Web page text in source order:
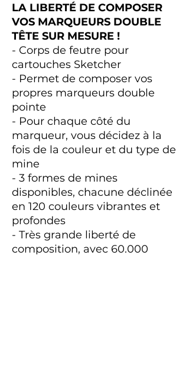
LA LIBERTÉ DE COMPOSER
VOS MARQUEURS DOUBLE
TÊTE SUR MESURE !
- Corps de feutre pour
cartouches Sketcher
- Permet de composer vos
propres marqueurs double
pointe
- Pour chaque côté du
marqueur, vous décidez à la
fois de la couleur et du type de
mine
- 3 formes de mines
disponibles, chacune déclinée
en 120 couleurs vibrantes et
profondes
- Très grande liberté de
composition, avec 60.000